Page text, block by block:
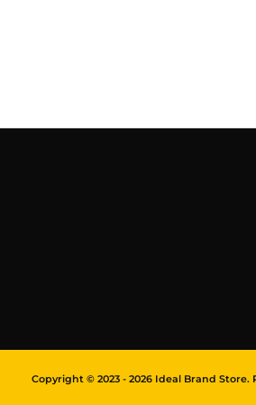
Copyright © 2023 - 2026 Ideal Brand